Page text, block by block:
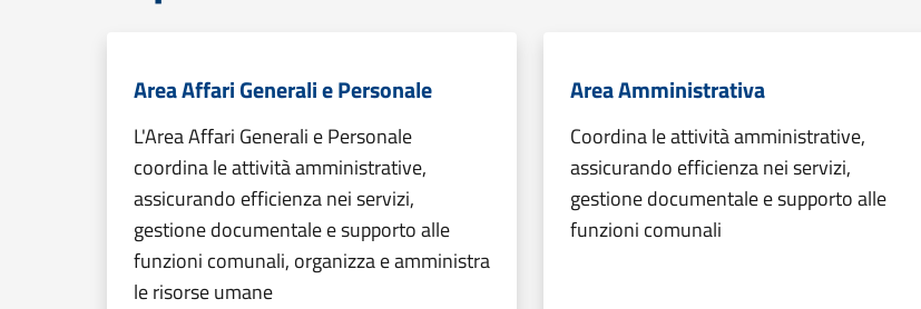
Area Affari Generali e Personale
L'Area Affari Generali e Personale
coordina le attività amministrative,
assicurando efficienza nei servizi,
gestione documentale e supporto alle
funzioni comunali, organizza e amministra
le risorse umane
Area Amministrativa
Coordina le attività amministrative,
assicurando efficienza nei servizi,
gestione documentale e supporto alle
funzioni comunali